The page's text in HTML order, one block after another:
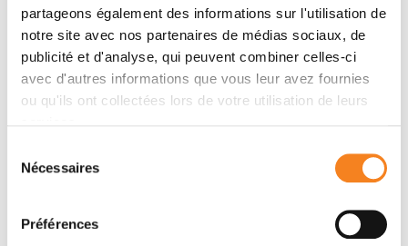
partageons également des informations sur l'utilisation de
notre site avec nos partenaires de médias sociaux, de
publicité et d'analyse, qui peuvent combiner celles-ci
avec d'autres informations que vous leur avez fournies
ou qu'ils ont collectées lors de votre utilisation de leurs
Nécessaires
Préférences
Définition
Symptômes et diagnostic
Bilan IMMEDIAG ORL
Parcours Nodule Thyroïdien